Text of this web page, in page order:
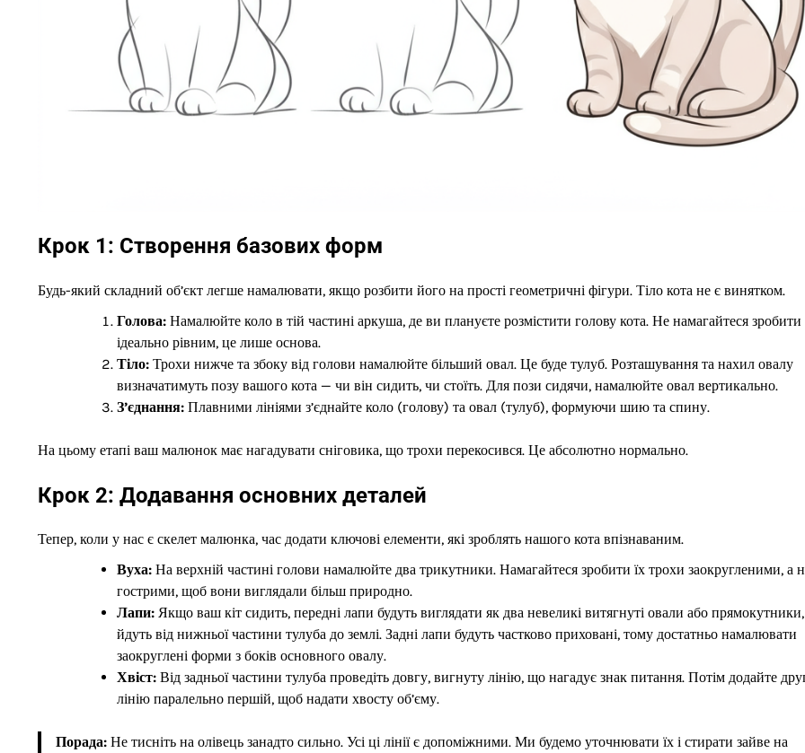
Крок 1: Створення базових форм
Будь-який складний об’єкт легше намалювати, якщо розбити його на прості геометричні фігури. Тіло кота не є винятком.
Голова: Намалюйте коло в тій частині аркуша, де ви плануєте розмістити голову кота. Не намагайтеся
ідеально рівним, це лише основа.
Тіло: Трохи нижче та збоку від голови намалюйте більший овал. Це буде тулуб. Розташування та нахил овалу
визначатимуть позу вашого кота — чи він сидить, чи стоїть. Для пози сидячи, намалюйте овал вертикально.
З’єднання: Плавними лініями з’єднайте коло (голову) та овал (тулуб), формуючи шию та спину.
На цьому етапі ваш малюнок має нагадувати сніговика, що трохи перекосився. Це абсолютно нормально.
Крок 2: Додавання основних деталей
Тепер, коли у нас є скелет малюнка, час додати ключові елементи, які зроблять нашого кота впізнаваним.
Вуха: На верхній частині голови намалюйте два трикутники. Намагайтеся зробити їх трохи заокругленими, а
гострими, щоб вони виглядали більш природно.
Лапи: Якщо ваш кіт сидить, передні лапи будуть виглядати як два невеликі витягнуті овали або
йдуть від нижньої частини тулуба до землі. Задні лапи будуть частково приховані, тому достатньо намалювати
заокруглені форми з боків основного овалу.
Хвіст: Від задньої частини тулуба проведіть довгу, вигнуту лінію, що нагадує знак питання. Потім додайте
лінію паралельно першій, щоб надати хвосту об’єму.
Порада: Не тисніть на олівець занадто сильно. Усі ці лінії є допоміжними. Ми будемо уточнювати їх і стирати зайве на